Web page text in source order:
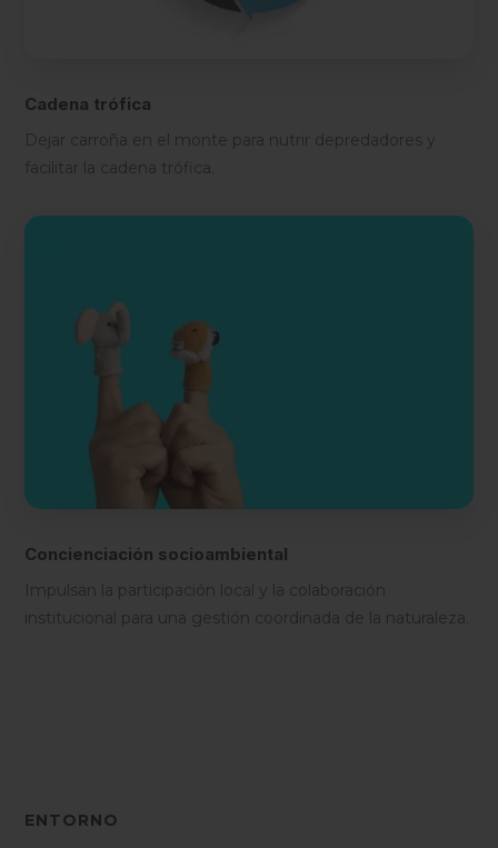
Cadena trófica
Dejar carroña en el monte para nutrir depredadores y
facilitar la cadena trófica.
Concienciación socioambiental
Impulsan la participación local y la colaboración
institucional para una gestión coordinada de la naturaleza.
ENTORNO